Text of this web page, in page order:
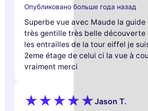
Опубликовано больше года назад
Superbe vue avec Maude la
très gentille très belle découverte
les entrailles de la tour eiffel je
2eme étage de celui ci la vue à
vraiment merci
Jason T.